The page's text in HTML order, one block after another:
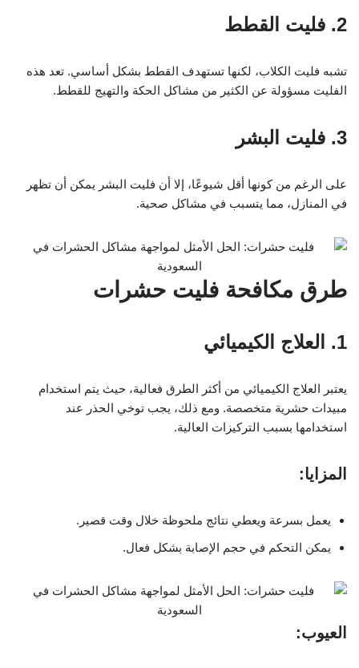
2. فليت القطط
تشبه فليت الكلاب، لكنها تستهدف القطط بشكل أساسي. تعد هذه
الفليت مسؤولة عن الكثير من مشاكل الحكة والتهيج للقطط.
3. فليت البشر
على الرغم من كونها أقل شيوعًا، إلا أن فليت البشر يمكن أن تظهر
في المنازل، مما يتسبب في مشاكل صحية.
طرق مكافحة فليت حشرات
1. العلاج الكيميائي
يعتبر العلاج الكيميائي من أكثر الطرق فعالية، حيث يتم استخدام
مبيدات حشرية متخصصة. ومع ذلك، يجب توخي الحذر عند
استخدامها بسبب التركيزات العالية.
المزايا:
يعمل بسرعة ويعطي نتائج ملحوظة خلال وقت قصير.
يمكن التحكم في حجم الإصابة بشكل فعال.
العيوب: